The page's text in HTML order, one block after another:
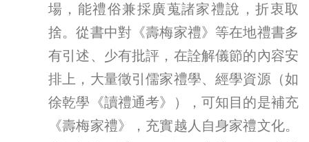
場，能禮俗兼採廣蒐諸家禮說，折衷取
捨。從書中對《壽梅家禮》等在地禮書多
有引述、少有批評，在詮解儀節的內容安
排上，大量徵引儒家禮學、經學資源（如
徐乾學《讀禮通考》），可知目的是補充
《壽梅家禮》，充實越人自身家禮文化。